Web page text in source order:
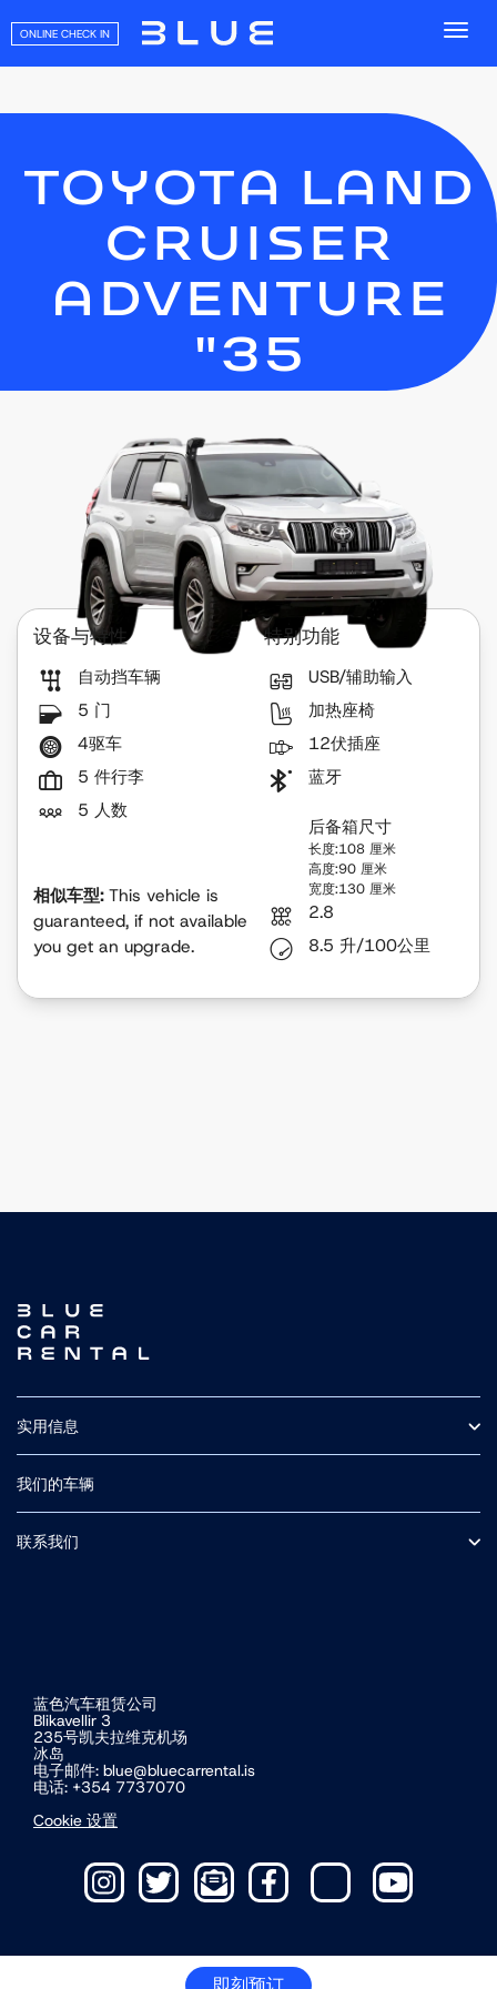
ONLINE CHECK IN
TOYOTA LAND
CRUISER
ADVENTURE
"35
设备与特性
自动挡车辆
5 门
4驱车
5 件行李
5 人数
相似车型:This vehicle is
guaranteed, if not available
you get an upgrade.
特别功能
USB/辅助输入
加热座椅
12伏插座
蓝牙
后备箱尺寸
长度:108 厘米
高度:90 厘米
宽度:130 厘米
2.8
8.5 升/100公里
实用信息
保险
F路段（中央高地山路）
冰岛自驾
附加可选服务
接送
我们的车辆
中型 SUV
联系我们
蓝色汽车租赁公司
Blikavellir 3
235号凯夫拉维克机场
冰岛
电子邮件: blue@bluecarrental.is
电话: +354 7737070
Cookie 设置